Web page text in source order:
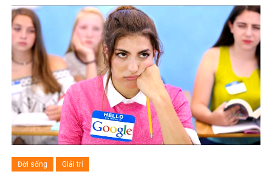
Đời sống Giải trí